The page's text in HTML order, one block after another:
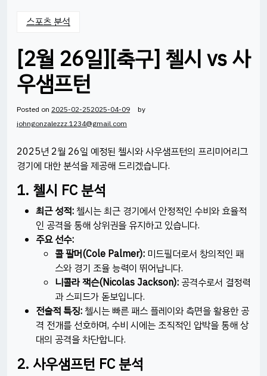
스포츠 분석
[2월 26일][축구] 첼시 vs 사
우샘프턴
Posted on 2025-02-252025-04-09
by
johngonzalezzz.1234@gmail.com
2025년 2월 26일 예정된 첼시와 사우샘프턴의 프리미어리그
경기에 대한 분석을 제공해 드리겠습니다.
1. 첼시 FC 분석
최근 성적: 첼시는 최근 경기에서 안정적인 수비와 효율적
인 공격을 통해 상위권을 유지하고 있습니다.
주요 선수:
콜 팔머(Cole Palmer): 미드필더로서 창의적인 패
스와 경기 조율 능력이 뛰어납니다.
니콜라 잭슨(Nicolas Jackson): 공격수로서 결정력
과 스피드가 돋보입니다.
전술적 특징: 첼시는 빠른 패스 플레이와 측면을 활용한 공
격 전개를 선호하며, 수비 시에는 조직적인 압박을 통해 상
대의 공격을 차단합니다.
2. 사우샘프턴 FC 분석